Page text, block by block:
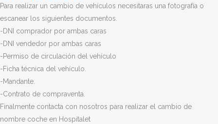
Para realizar un cambio de vehículos necesitaras una fotografía o
escanear los siguientes documentos.
-DNI comprador por ambas caras
-DNI vendedor por ambas caras
-Permiso de circulación del vehículo
-Ficha técnica del vehículo.
-Mandante.
-Contrato de compraventa.
Finalmente contacta con nosotros para realizar el cambio de
nombre coche en Hospitalet